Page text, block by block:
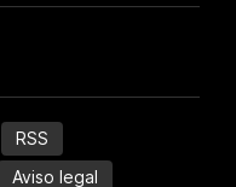
RSS
Aviso legal